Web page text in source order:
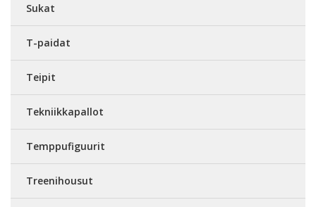
Sukat
T-paidat
Teipit
Tekniikkapallot
Temppufiguurit
Treenihousut